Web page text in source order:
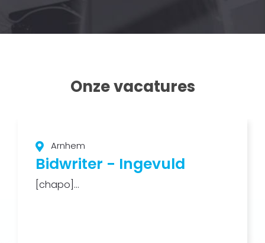
Onze vacatures
Arnhem
Bidwriter - Ingevuld
[chapo]...